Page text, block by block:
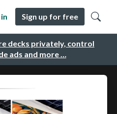
decks privately, control
ads and more …
Sign up for free